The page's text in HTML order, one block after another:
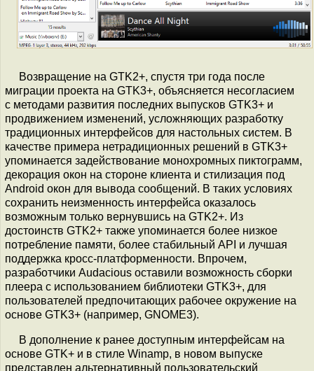
Возвращение на GTK2+, спустя три года после
миграции проекта на GTK3+, объясняется несогласием
с методами развития последних выпусков GTK3+ и
продвижением изменений, усложняющих разработку
традиционных интерфейсов для настольных систем. В
качестве примера нетрадиционных решений в GTK3+
упоминается задействование монохромных пиктограмм,
декорация окон на стороне клиента и стилизация под
Android окон для вывода сообщений. В таких условиях
сохранить неизменность интерфейса оказалось
возможным только вернувшись на GTK2+. Из
достоинств GTK2+ также упоминается более низкое
потребление памяти, более стабильный API и лучшая
поддержка кросс-платформенности. Впрочем,
разработчики Audacious оставили возможность сборки
плеера с использованием библиотеки GTK3+, для
пользователей предпочитающих рабочее окружение на
основе GTK3+ (например, GNOME3).
В дополнение к ранее доступным интерфейсам на
основе GTK+ и в стиле Winamp, в новом выпуске
представлен альтернативный пользовательский